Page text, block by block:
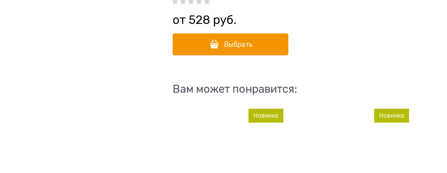
Breed Cat Turkey with Rabbit
от 528 руб.
Выбрать
Вам может понравится:
Новинка Новинка